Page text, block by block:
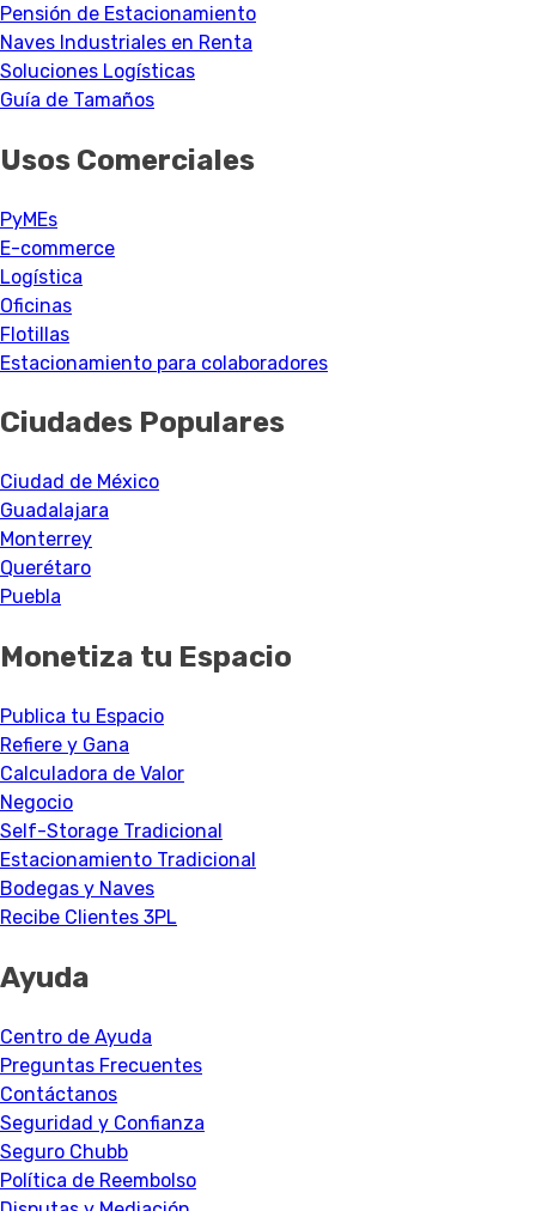
Pensión de Estacionamiento
Naves Industriales en Renta
Soluciones Logísticas
Guía de Tamaños
Usos Comerciales
PyMEs
E-commerce
Logística
Oficinas
Flotillas
Estacionamiento para colaboradores
Ciudades Populares
Ciudad de México
Guadalajara
Monterrey
Querétaro
Puebla
Monetiza tu Espacio
Publica tu Espacio
Refiere y Gana
Calculadora de Valor
Negocio
Self-Storage Tradicional
Estacionamiento Tradicional
Bodegas y Naves
Recibe Clientes 3PL
Ayuda
Centro de Ayuda
Preguntas Frecuentes
Contáctanos
Seguridad y Confianza
Seguro Chubb
Política de Reembolso